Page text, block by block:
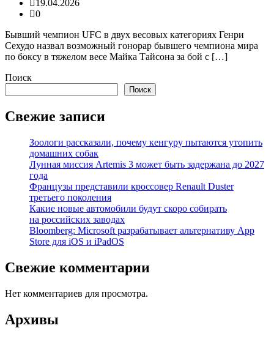
19.04.2026
0
Бывший чемпион UFC в двух весовых категориях Генри
Сехудо назвал возможный гонорар бывшего чемпиона мира
по боксу в тяжелом весе Майка Тайсона за бой с […]
Поиск
Поиск
Свежие записи
Зоологи рассказали, почему кенгуру пытаются утопить
домашних собак
Лунная миссия Artemis 3 может быть задержана до 2027
года
Французы представили кроссовер Renault Duster
третьего поколения
Какие новые автомобили будут скоро собирать
на российских заводах
Bloomberg: Microsoft разрабатывает альтернативу App
Store для iOS и iPadOS
Свежие комментарии
Нет комментариев для просмотра.
Архивы